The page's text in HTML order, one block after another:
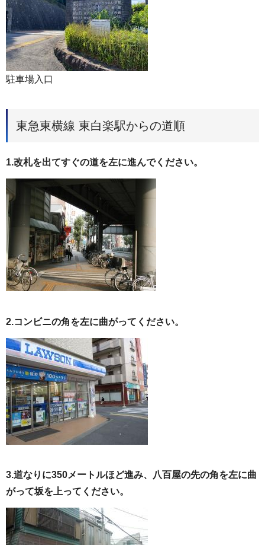
駐車場入口
東急東横線 東白楽駅からの道順
1.改札を出てすぐの道を左に進んでください。
2.コンビニの角を左に曲がってください。
3.道なりに350メートルほど進み、八百屋の先の角を左に曲
がって坂を上ってください。